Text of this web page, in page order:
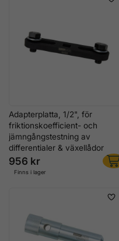
Adapterplatta, 1/2", för
friktionskoefficient- och
jämngångstestning av
differentialer & växellådor
956 kr
Finns i lager